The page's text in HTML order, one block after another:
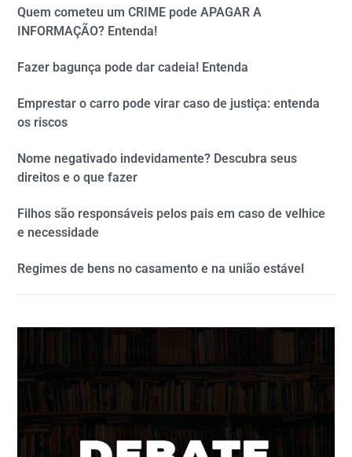
Quem cometeu um CRIME pode APAGAR A
INFORMAÇÃO? Entenda!
Fazer bagunça pode dar cadeia! Entenda
Emprestar o carro pode virar caso de justiça: entenda
os riscos
Nome negativado indevidamente? Descubra seus
direitos e o que fazer
Filhos são responsáveis pelos pais em caso de velhice
e necessidade
Regimes de bens no casamento e na união estável